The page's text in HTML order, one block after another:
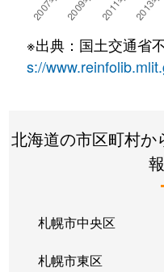
湯川町 780万円
湯浜町
450万円
若松町
630万円
※出典：国土交通省
s://
北海道の市区町村
札幌市中央区
札幌市東区